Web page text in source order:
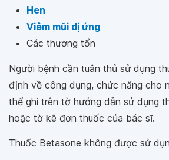
Hen
Viêm mũi dị ứng
Các thương tổn
Người bệnh cần tuân thủ sử dụng
định về công dụng, chức năng cho
thể ghi trên tờ hướng dẫn sử dụng
hoặc tờ kê đơn thuốc của bác sĩ.
Thuốc Betasone không được sử